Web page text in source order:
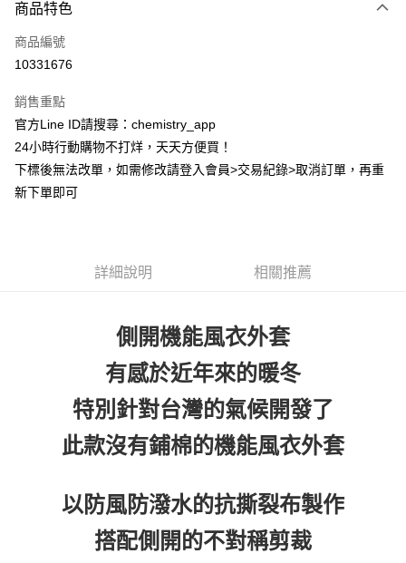
信用卡一次付款
超商取貨付款
Apple Pay
街口支付
悠遊付
每筆NT$60，滿NT$399(含以上)免運費
7-11取貨付款
每筆NT$60，滿NT$399(含以上)免運費
每筆NT$60，滿NT$399(含以上)免運費
每筆NT$150，滿NT$6,000(含以上)免運費
商品特色
商品編號
10331676
銷售重點
官方Line ID請搜尋：chemistry_app
24小時行動購物不打烊，天天方便買！
下標後無法改單，如需修改請登入會員>交易紀錄>取消訂單，再重
新下單即可
詳細說明 相關推薦
側開機能風衣外套
有感於近年來的暖冬
特別針對台灣的氣候開發了
此款沒有鋪棉的機能風衣外套
以防風防潑水的抗撕裂布製作
搭配側開的不對稱剪裁